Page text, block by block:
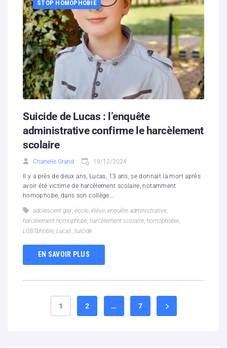
STOP HOMOPHOBIE
Suicide de Lucas : l’enquête
administrative confirme le harcèlement
scolaire
Chanelle Grand 18/12/2024
Il y a près de deux ans, Lucas, 13 ans, se donnait la mort après
avoir été victime de harcèlement scolaire, notamment
homophobe, dans son collège...
adolescent gay, école, élève, enquête administrative,
harcèlement homophobe, harcèlement scolaire, homophobie,
LGBTphobie, Lucas, suicide
EN SAVOIR PLUS
1 2 … 7